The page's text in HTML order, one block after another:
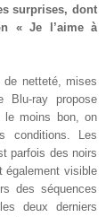
surprises, dont
« Je l’aime à
de netteté, mises
Blu-ray propose
le moins bon, on
conditions. Les
parfois des noirs
également visible
des séquences
deux derniers